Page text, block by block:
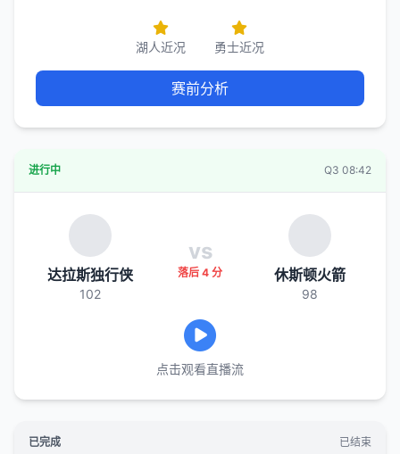
湖人近况 勇士近况
赛前分析
进行中 Q3 08:42
达拉斯独行侠
102
vs
落后 4 分 休斯顿火箭
98
点击观看直播流
已完成 已结束